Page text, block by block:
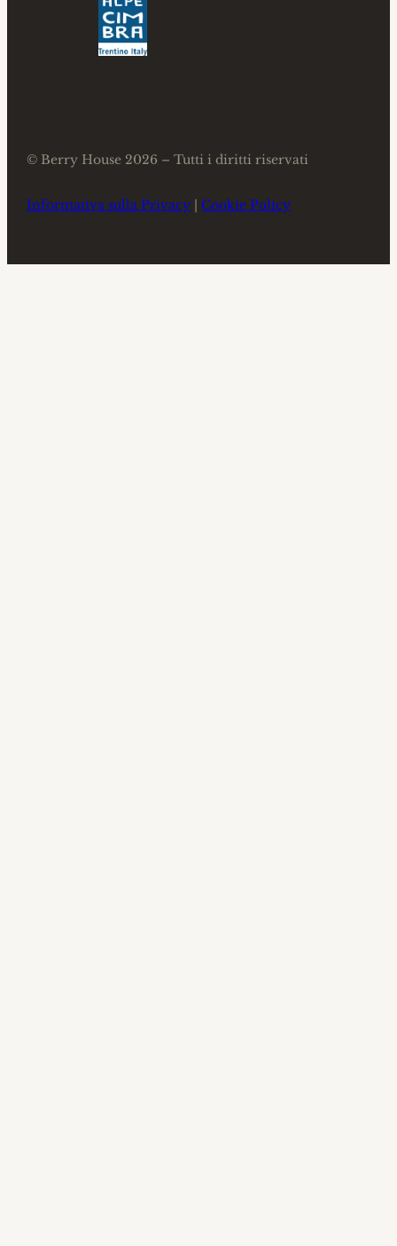
© Berry House 2026 – Tutti i diritti riservati
Informativa sulla Privacy |Cookie Policy